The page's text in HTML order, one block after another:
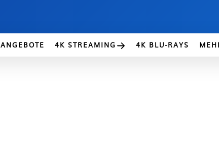
ANGEBOTE 4K STREAMING 4K BLU-RAYS